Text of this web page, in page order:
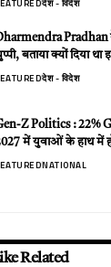
देश - विदेश
Pradhan
बताया क्यों दिया था
देश - विदेश
Z Politics : 22%
में युवाओं के हाथ में
NATIONAL
Related